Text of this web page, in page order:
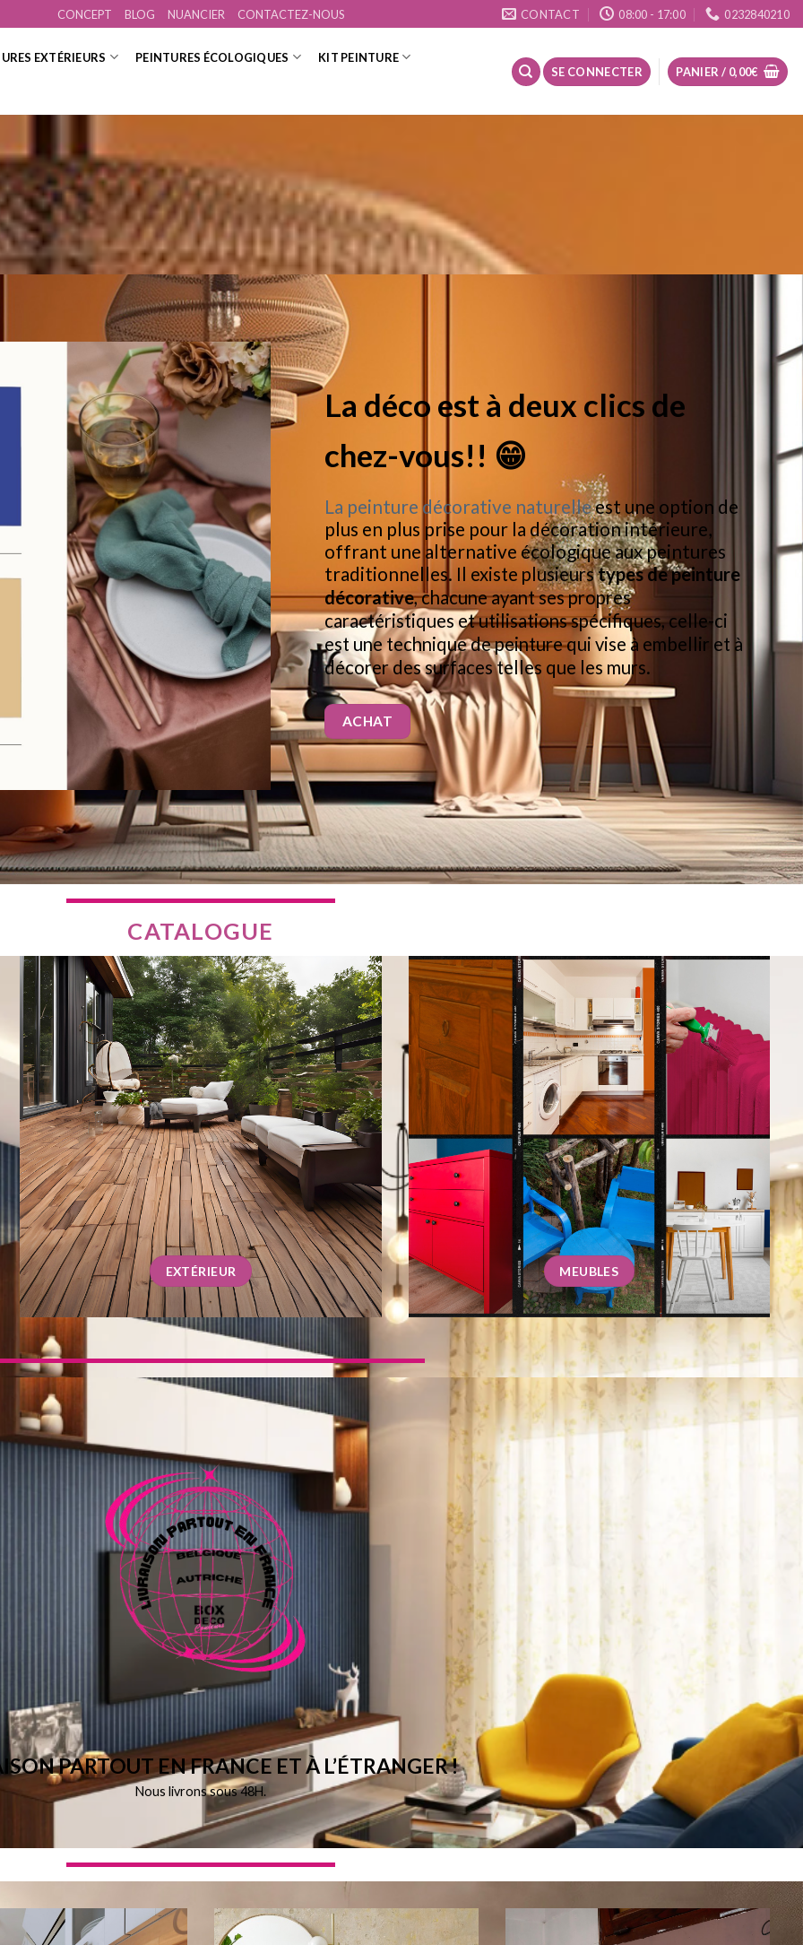
CONCEPT BLOG NUANCIER CONTACTEZ-NOUS CONTACT 08:00 - 17:00 0232840210
EXTÉRIEURS PEINTURES ÉCOLOGIQUES
KIT PEINTURE
SE CONNECTER
PANIER / 0,00€
La déco est à deux clics de
chez-vous!! 😁
La peinture décorative naturelleest une option de
plus en plus prise pour la décoration intérieure,
offrant une alternative écologique aux peintures
traditionnelles. Il existe plusieurstypes de peinture
décorative, chacune ayant ses propres
caractéristiques et utilisations spécifiques, celle-ci
est une technique de peinture qui vise à embellir et à
décorer des surfaces telles que les murs.
ACHAT
CATALOGUE
EXTÉRIEUR MEUBLES
PARTOUT EN FRANCE ET À L’ÉTRANGER !
Nous livrons sous 48H.